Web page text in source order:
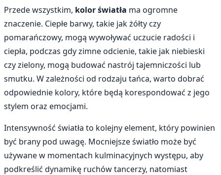
Przede wszystkim, kolor światła ma ogromne
znaczenie. Ciepłe barwy, takie jak żółty czy
pomarańczowy, mogą wywoływać uczucie radości i
ciepła, podczas gdy zimne odcienie, takie jak niebieski
czy zielony, mogą budować nastrój tajemniczości lub
smutku. W zależności od rodzaju tańca, warto dobrać
odpowiednie kolory, które będą korespondować z jego
stylem oraz emocjami.
Intensywność światła to kolejny element, który powinien
być brany pod uwagę. Mocniejsze światło może być
używane w momentach kulminacyjnych występu, aby
podkreślić dynamikę ruchów tancerzy, natomiast